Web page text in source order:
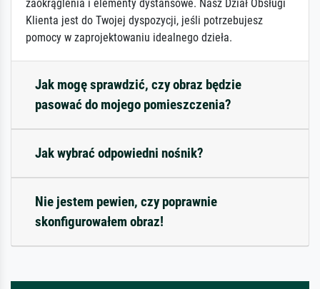
zaokrąglenia i elementy dystansowe. Nasz Dział Obsługi
Klienta jest do Twojej dyspozycji, jeśli potrzebujesz
pomocy w zaprojektowaniu idealnego dzieła.
Jak mogę sprawdzić, czy obraz będzie
pasować do mojego pomieszczenia?
Jak wybrać odpowiedni nośnik?
Nie jestem pewien, czy poprawnie
skonfigurowałem obraz!